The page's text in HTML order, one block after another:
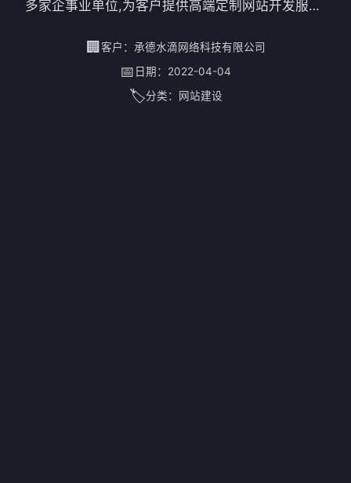
多家企事业单位,为客户提供高端定制网站开发服务,
🏢 客户： 承德水滴网络科技有限公司
📅 日期： 2022-04-04
🏷️分类： 网站建设